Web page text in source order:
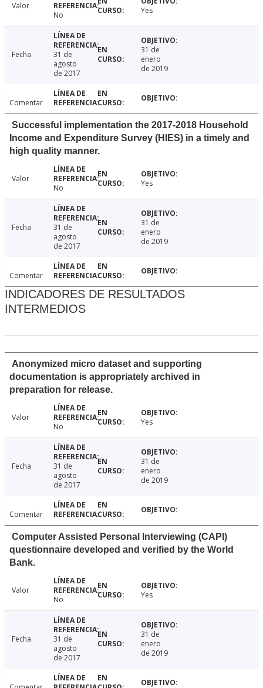
Valor
No
Yes
Fecha
31 de
agosto
de 2017
31 de
enero
de 2019
Comentar
Successful implementation the 2017-2018 Household
Income and Expenditure Survey (HIES) in a timely and
high quality manner.
Valor
No
Yes
Fecha
31 de
agosto
de 2017
31 de
enero
de 2019
Comentar
INDICADORES DE RESULTADOS
INTERMEDIOS
Anonymized micro dataset and supporting
documentation is appropriately archived in
preparation for release.
Valor
No
Yes
Fecha
31 de
agosto
de 2017
31 de
enero
de 2019
Comentar
Computer Assisted Personal Interviewing (CAPI)
questionnaire developed and verified by the World
Bank.
Valor
No
Yes
Fecha
31 de
agosto
de 2017
31 de
enero
de 2019